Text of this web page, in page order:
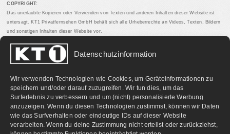
Datenschutzinformation
Wir verwenden Technologien wie Cookies, um Geräteinformationen zu
speichern und/oder darauf zuzugreifen. Wir tun dies, um das
Surferlebnis zu verbessern und um (nicht) personalisierte Werbung
anzuzeigen. Wenn du diesen Technologien zustimmst, können wir Daten
wie das Surfverhalten oder eindeutige IDs auf dieser Website
verarbeiten. Wenn du deine Zustimmung nicht erteilst oder zurückziehst,
COPYRIGHT:
Das unerlaubte Kopieren oder Verwenden von Texten und anderen Inhalten dieser Website ist
untersagt. KT1 Privatfernsehen GmbH behält sich alle Urheberrechte an Videos, Texten, Bildern
und sonstigen Inhalten dieser Website vor.
PARTNERLINKS: